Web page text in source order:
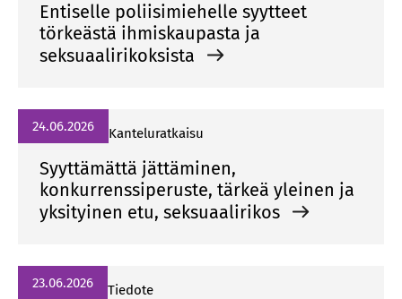
Entiselle poliisimiehelle syytteet
törkeästä ihmiskaupasta ja
seksuaalirikoksista
24.06.2026 Kanteluratkaisu
Syyttämättä jättäminen,
konkurrenssiperuste, tärkeä yleinen ja
yksityinen etu, seksuaalirikos
23.06.2026 Tiedote